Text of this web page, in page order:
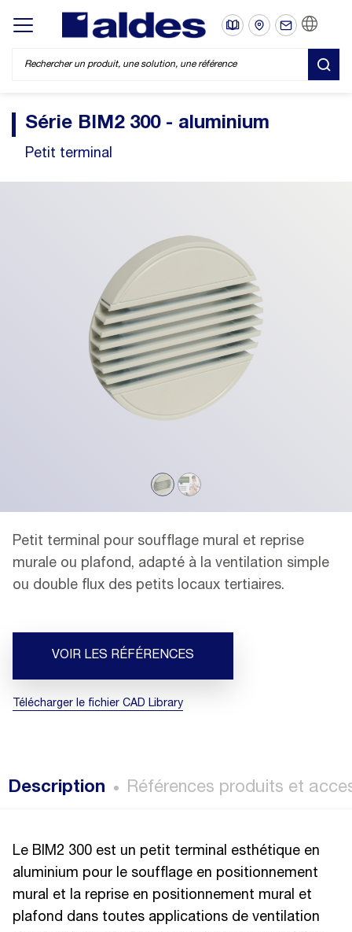
Display/hide main menu
Série BIM2 300 - aluminium
Petit terminal
Petit terminal pour soufflage mural et reprise
murale ou plafond, adapté à la ventilation simple
ou double flux des petits locaux tertiaires.
VOIR LES RÉFÉRENCES
Télécharger le fichier CAD Library
Description Références produits et
Le BIM2 300 est un petit terminal esthétique en
aluminium pour le soufflage en positionnement
mural et la reprise en positionnement mural et
plafond dans toutes applications de ventilation